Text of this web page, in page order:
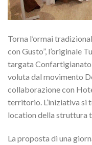
Torna l’ormai
con Gusto”, l’originale
targata
voluta dal movimento
collaborazione con
territorio. L’iniziativa si
location della struttura
La proposta di una